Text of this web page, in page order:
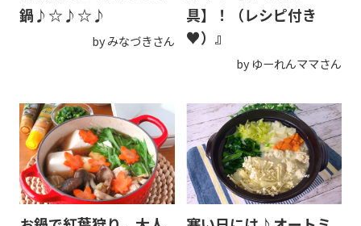
鍋♪☆♪☆♪
by みなづきさん
具】！（レシピ付き
♥）』
by ゆーれんママさん